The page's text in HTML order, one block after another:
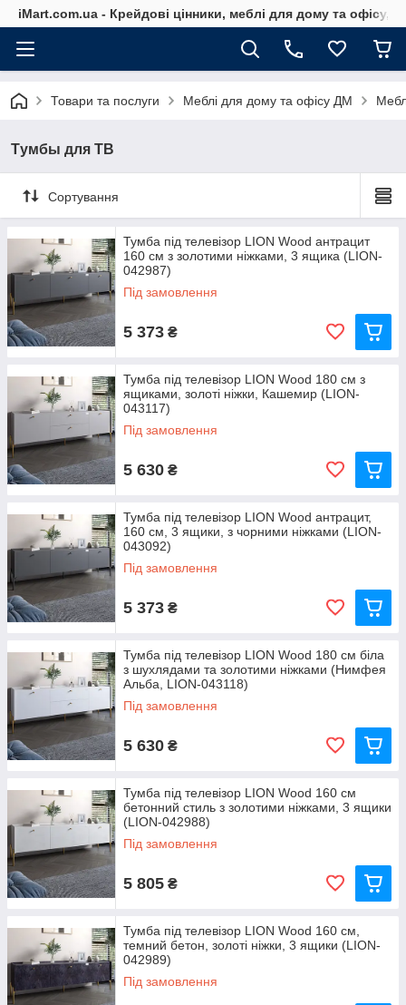
iMart.com.ua - Крейдові цінники, меблі для дому та офісу,
Товари та послуги Меблі для дому та офісу ДМ
Tумбы для ТВ
Сортування
Тумба під телевізор LION Wood антрацит
160 см з золотими ніжками, 3 ящика (LION-
042987)
Під замовлення
5 373 ₴
Тумба під телевізор LION Wood 180 см з
ящиками, золоті ніжки, Кашемир (LION-
043117)
Під замовлення
5 630 ₴
Тумба під телевізор LION Wood антрацит,
160 см, 3 ящики, з чорними ніжками (LION-
043092)
Під замовлення
5 373 ₴
Тумба під телевізор LION Wood 180 см біла
з шухлядами та золотими ніжками (Нимфея
Альба, LION-043118)
Під замовлення
5 630 ₴
Тумба під телевізор LION Wood 160 см
бетонний стиль з золотими ніжками, 3 ящики
(LION-042988)
Під замовлення
5 805 ₴
Тумба під телевізор LION Wood 160 см,
темний бетон, золоті ніжки, 3 ящики (LION-
042989)
Під замовлення